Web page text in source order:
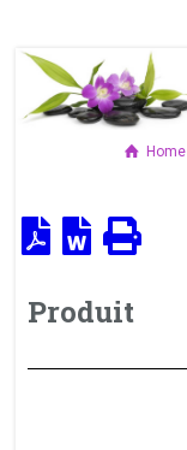
Home
Produit